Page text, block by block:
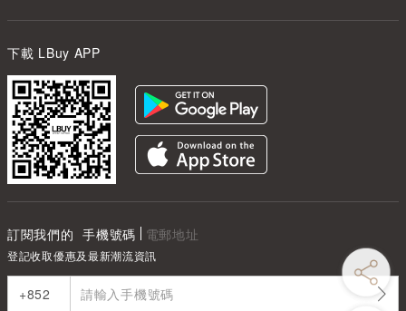
下載 LBuy APP
訂閱我們的 手機號碼 電郵地址
登記收取優惠及最新潮流資訊